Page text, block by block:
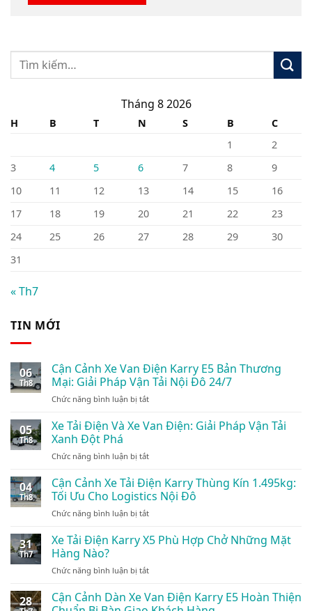
Tháng 8 2026
H B T N S B
C
1
2
3
4 5 6 7 8
9
10
11 12 13 14 15
16
17
18 19 20 21 22
23
24
25 26 27 28 29
30
31
« Th7
TIN MỚI
06
Th8
Cận Cảnh Xe Van Điện Karry E5 Bản Thương
Mại: Giải Pháp Vận Tải Nội Đô 24/7
Chức năng bình luận bị tắtở
Cảnh
Điện
E5
Bản
Thương
Mại:
Pháp
Nội
24/7
05
Th8
Xe Tải Điện Và Xe Van Điện: Giải Pháp Vận Tải
Xanh Đột Phá
Chức năng bình luận bị tắtở
Tải
Điện
Và
Xe
Điện:
Vận
Xanh
04
Th8
Cận Cảnh Xe Tải Điện Karry Thùng Kín 1.495kg:
Tối Ưu Cho Logistics Nội Đô
Chức năng bình luận bị tắtở
Cảnh
Điện
Thùng
Kín
31
Th7
Xe Tải Điện Karry X5 Phù Hợp Chở Những Mặt
Hàng Nào?
Chức năng bình luận bị tắtở
Tải
Điện
28
Cận Cảnh Dàn Xe Van Điện Karry E5 Hoàn Thiện